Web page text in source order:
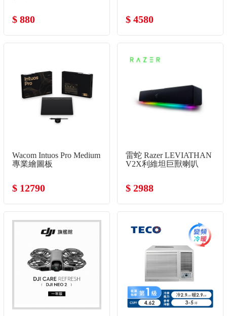
$ 880 $ 4580
Wacom Intuos Pro Medium
專業繪圖板
$ 12790
雷蛇 Razer LEVIATHAN
V2X利維坦巨獸喇叭
$ 2988